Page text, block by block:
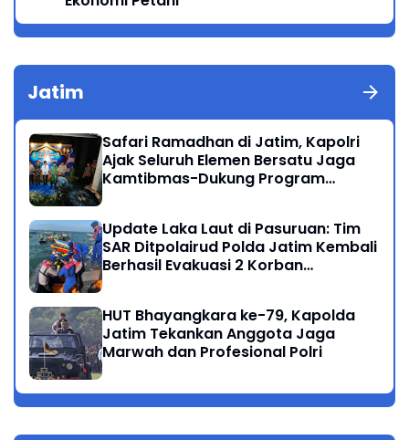
Jatim
Safari Ramadhan di Jatim, Kapolri
Ajak Seluruh Elemen Bersatu Jaga
Kamtibmas-Dukung Program
Update Laka Laut di Pasuruan: Tim
SAR Ditpolairud Polda Jatim Kembali
Berhasil Evakuasi 2 Korban
HUT Bhayangkara ke-79, Kapolda
Jatim Tekankan Anggota Jaga
Marwah dan Profesional Polri